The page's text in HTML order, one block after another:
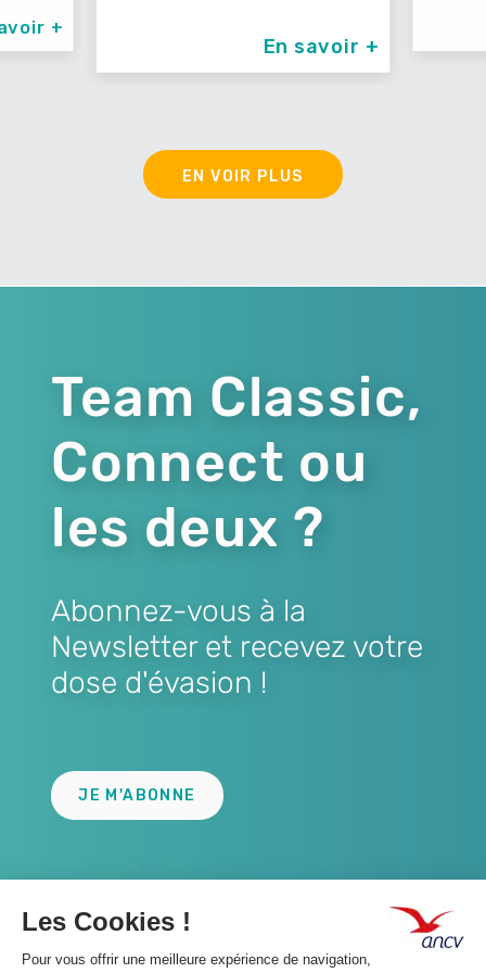
En savoir +
En savoir +
EN VOIR PLUS
Team Classic,
Connect ou
les deux ?
Abonnez-vous à la
Newsletter et recevez votre
dose d'évasion !
JE M'ABONNE